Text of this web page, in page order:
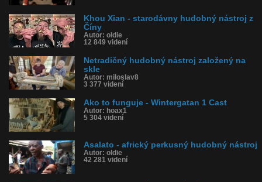
História sledovanosti videa:
Khou Xian - starodávny hudobný nástroj z
Číny
Autor: oldie
12 849 videní
Netradičný hudobný nástroj založený na
skle
Autor: miloslav8
3 377 videní
Ako to funguje - Wintergatan 1 Cast
Autor: hoax1
5 304 videní
Asalato - africký perkusný hudobný nástroj
Autor: oldie
42 281 videní